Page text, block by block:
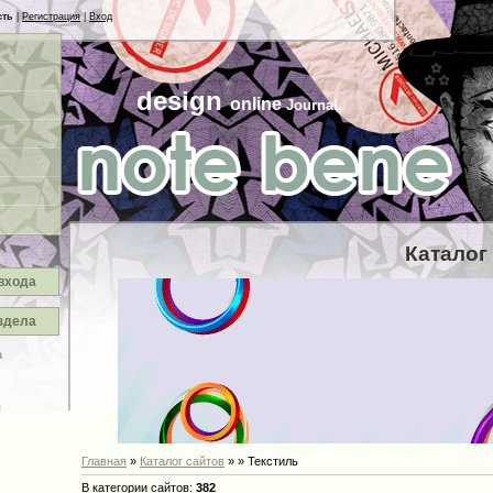
Регистрация| Вход
design onlineJournaL
Главная » Каталог сайтов » » Текстиль
В категории сайтов: 382